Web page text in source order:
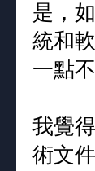
是，
統和
一點
我覺
術文